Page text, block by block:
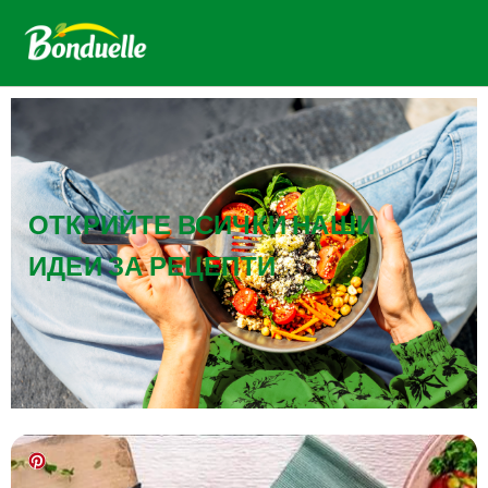
ОТКРИЙТЕ ВСИЧКИ НАШИ
ИДЕИ ЗА РЕЦЕПТИ